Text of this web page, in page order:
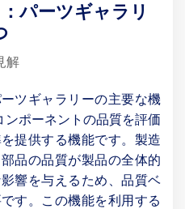
パーツギャラリ
解
ツギャラリーの主要な機
ポーネントの品質を評価
提供する機能です。製造
品の品質が製品の全体的
響を与えるため、品質ベ
す。この機能を利用する